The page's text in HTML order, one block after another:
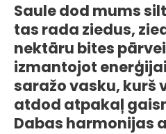
Saule dod mums
tas rada ziedus,
nektāru bites
izmantojot
saražo vasku, kurš
atdod atpakaļ
Dabas harmonijas